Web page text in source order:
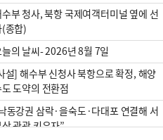
부 청사, 북항 국제여객터미널 옆에 선
(종합)
의 날씨- 2026년 8월 7일
설] 해수부 신청사 북항으로 확정, 해양
도약의 전환점
동강권 삼락·을숙도·다대포 연결해 서
관광 키우자”